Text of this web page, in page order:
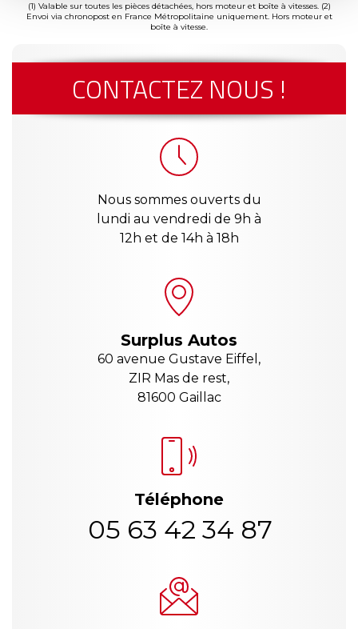
(1) Valable sur toutes les pièces détachées, hors moteur et boîte à vitesses. (2)
Envoi via chronopost en France Métropolitaine uniquement. Hors moteur et
boîte à vitesse.
CONTACTEZ NOUS !
Nous sommes ouverts du
lundi au vendredi de 9h à
12h et de 14h à 18h
Surplus Autos
60 avenue Gustave Eiffel,
ZIR Mas de rest,
81600 Gaillac
Téléphone
05 63 42 34 87